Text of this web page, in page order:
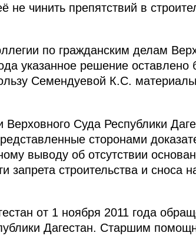
чинить препятствий в
по гражданским делам
указанное решение оставлено
Семендуевой К.С.
Суда Республики
сторонами
выводу об отсутствии
запрета строительства и сноса
от 1 ноября 2011 года
Дагестан. Старшим